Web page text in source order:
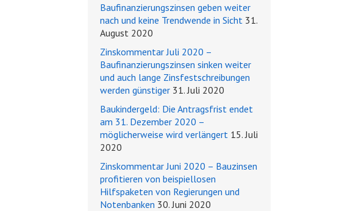
Baufinanzierungszinsen geben weiter
nach und keine Trendwende in Sicht 31.
August 2020
Zinskommentar Juli 2020 –
Baufinanzierungszinsen sinken weiter
und auch lange Zinsfestschreibungen
werden günstiger 31. Juli 2020
Baukindergeld: Die Antragsfrist endet
am 31. Dezember 2020 –
möglicherweise wird verlängert 15. Juli
2020
Zinskommentar Juni 2020 – Bauzinsen
profitieren von beispiellosen
Hilfspaketen von Regierungen und
Notenbanken 30. Juni 2020